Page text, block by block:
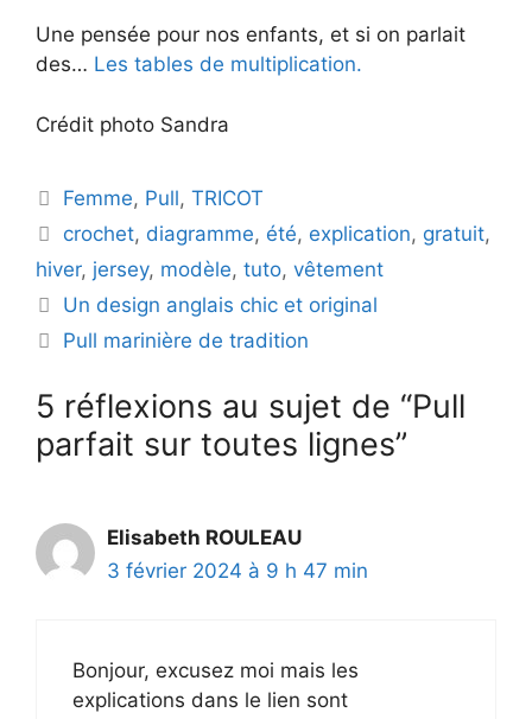
V
e
o
Une pensée pour nos enfants, et si on parlait
des… Les tables de multiplication.
Crédit photo Sandra
Catégories
Femme, Pull,TRICOT
Étiquettes
crochet, diagramme, été, explication, gratuit,
hiver, jersey, modèle, tuto, vêtement
Un design anglais chic et original
Pull marinière de tradition
5 réflexions au sujet de “Pull
parfait sur toutes lignes”
Elisabeth ROULEAU
3 février 2024 à 9 h 47 min
Bonjour, excusez moi mais les
explications dans le lien sont